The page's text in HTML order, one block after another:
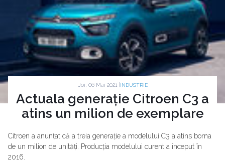
Joi, 06 Mai 2021 | INDUSTRIE
Actuala generație Citroen C3 a
atins un milion de exemplare
Citroen a anunțat că a treia generație a modelului C3 a atins borna
de un milion de unități. Producția modelului curent a început în
2016.